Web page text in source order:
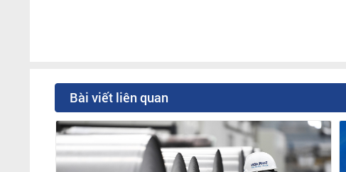
Bài viết liên quan